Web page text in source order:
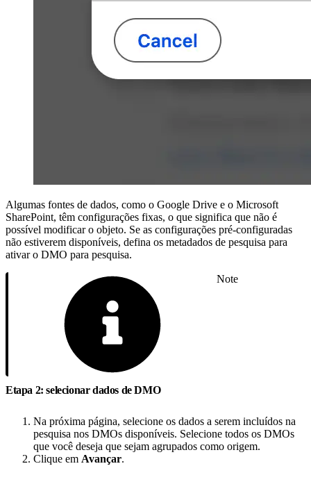
Algumas fontes de dados, como o Google Drive e o Microsoft
SharePoint, têm configurações fixas, o que significa que não é
possível modificar o objeto. Se as configurações pré-configuradas
não estiverem disponíveis, defina os metadados de pesquisa para
ativar o DMO para pesquisa.
Note
Etapa 2: selecionar dados de DMO
Na próxima página, selecione os dados a serem incluídos na
pesquisa nos DMOs disponíveis. Selecione todos os DMOs
que você deseja que sejam agrupados como origem.
Clique em Avançar.